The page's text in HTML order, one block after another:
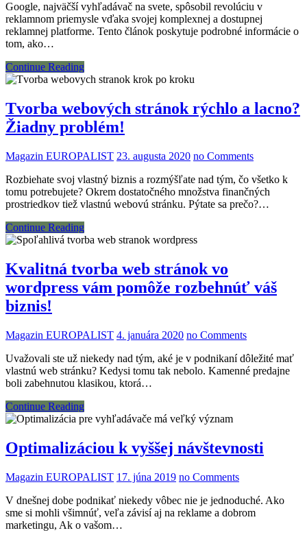
Google, najväčší vyhľadávač na svete, spôsobil revolúciu v
reklamnom priemysle vďaka svojej komplexnej a dostupnej
reklamnej platforme. Tento článok poskytuje podrobné informácie o
tom, ako…
Continue Reading
Tvorba webových stránok rýchlo a lacno?
Žiadny problém!
Magazin EUROPALIST 23. augusta 2020 no Comments
Rozbiehate svoj vlastný biznis a rozmýšľate nad tým, čo všetko k
tomu potrebujete? Okrem dostatočného množstva finančných
prostriedkov tiež vlastnú webovú stránku. Pýtate sa prečo?…
Continue Reading
Kvalitná tvorba web stránok vo
wordpress vám pomôže rozbehnúť váš
biznis!
Magazin EUROPALIST 4. januára 2020 no Comments
Uvažovali ste už niekedy nad tým, aké je v podnikaní dôležité mať
vlastnú web stránku? Kedysi tomu tak nebolo. Kamenné predajne
boli zabehnutou klasikou, ktorá…
Continue Reading
Optimalizáciou k vyššej návštevnosti
Magazin EUROPALIST 17. júna 2019 no Comments
V dnešnej dobe podnikať niekedy vôbec nie je jednoduché. Ako
sme si mohli všimnúť, veľa závisí aj na reklame a dobrom
marketingu, Ak o vašom…